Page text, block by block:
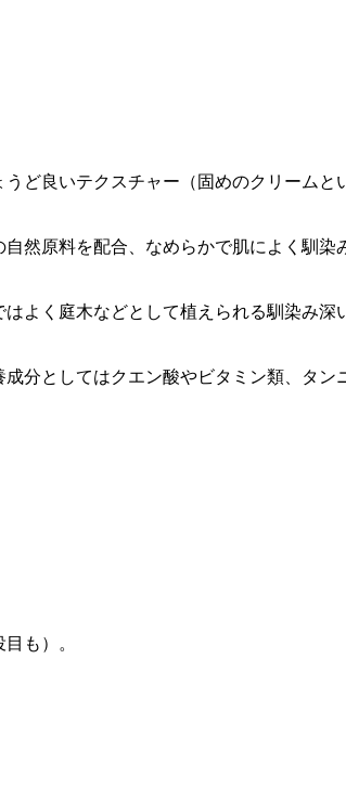
ど良いテクスチャー（固めのクリームと
然原料を配合、なめらかで肌によく馴染
よく庭木などとして植えられる馴染み深
分としてはクエン酸やビタミン類、タ
も）。